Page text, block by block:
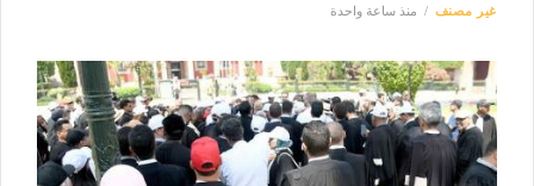
غير مصنف منذ ساعة واحدة